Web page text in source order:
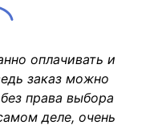
оплачивать и
заказ можно
права выбора
деле, очень